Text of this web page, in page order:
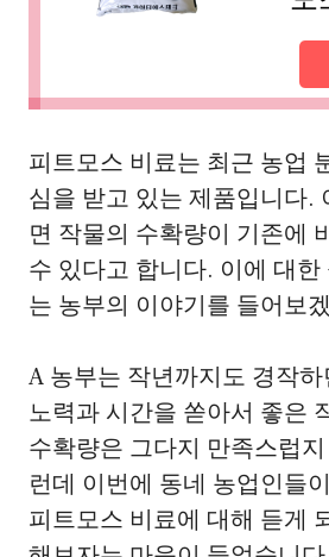
피트모스 비료는 최근 농업
심을 받고 있는 제품입니다.
면 작물의 수확량이 기존에
수 있다고 합니다. 이에 대한
는 농부의 이야기를 들어보
A 농부는 작년까지도 경작
노력과 시간을 쏟아서 좋은
수확량은 그다지 만족스럽
런데 이번에 동네 농업인들
피트모스 비료에 대해 듣게